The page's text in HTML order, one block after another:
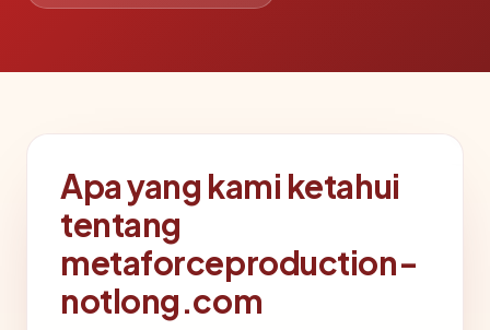
Apa yang kami ketahui
tentang
metaforceproduction-
notlong.com